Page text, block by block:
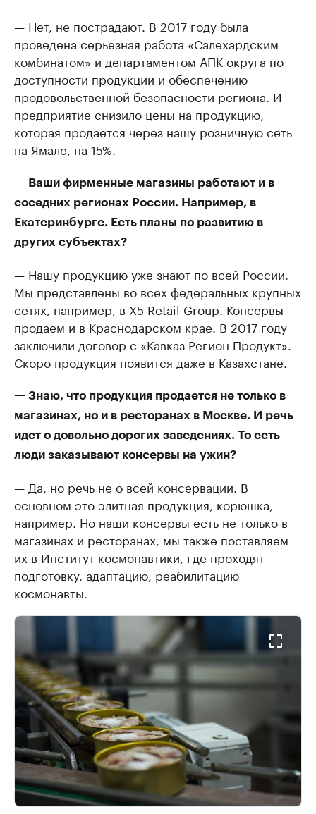
— Нет, не пострадают. В 2017 году была
проведена серьезная работа «Салехардским
комбинатом» и департаментом АПК округа по
доступности продукции и обеспечению
продовольственной безопасности региона. И
предприятие снизило цены на продукцию,
которая продается через нашу розничную сеть
на Ямале, на 15%.
— Ваши фирменные магазины работают и в
соседних регионах России. Например, в
Екатеринбурге. Есть планы по развитию в
других субъектах?
— Нашу продукцию уже знают по всей России.
Мы представлены во всех федеральных крупных
сетях, например, в X5 Retail Group. Консервы
продаем и в Краснодарском крае. В 2017 году
заключили договор с «Кавказ Регион Продукт».
Скоро продукция появится даже в Казахстане.
— Знаю, что продукция продается не только в
магазинах, но и в ресторанах в Москве. И речь
идет о довольно дорогих заведениях. То есть
люди заказывают консервы на ужин?
— Да, но речь не о всей консервации. В
основном это элитная продукция, корюшка,
например. Но наши консервы есть не только в
магазинах и ресторанах, мы также поставляем
их в Институт космонавтики, где проходят
подготовку, адаптацию, реабилитацию
космонавты.